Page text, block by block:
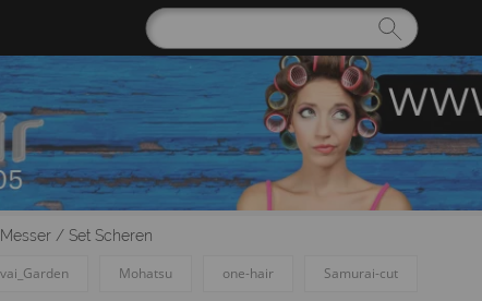
/ Set Scheren
Mohatsu one-hair Samurai-cut